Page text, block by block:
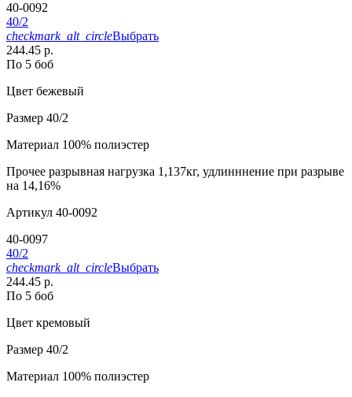
40-0092
40/2
checkmark_alt_circleВыбрать
244.45 р.
По 5 боб
Цвет бежевый
Размер 40/2
Материал 100% полиэстер
Прочее разрывная нагрузка 1,137кг, удлинннение при разрыве
на 14,16%
Артикул 40-0092
40-0097
40/2
checkmark_alt_circleВыбрать
244.45 р.
По 5 боб
Цвет кремовый
Размер 40/2
Материал 100% полиэстер